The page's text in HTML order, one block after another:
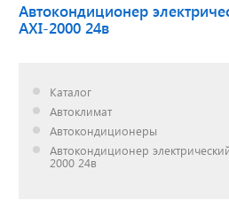
Автокондиционер
AXI-2000 24в
Каталог
Автоклимат
Автокондиционеры
Автокондиционер
2000 24в